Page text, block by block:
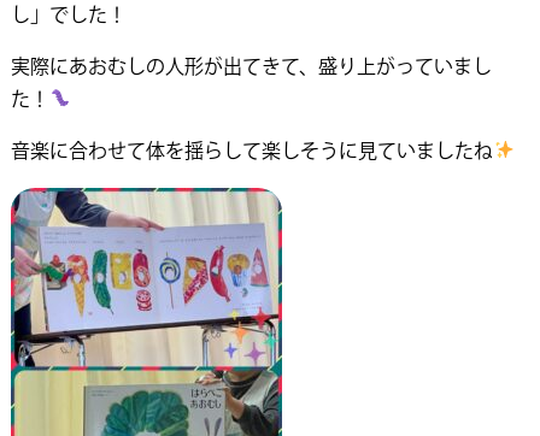
し」でした！
実際にあおむしの人形が出てきて、盛り上がっていまし
た！
音楽に合わせて体を揺らして楽しそうに見ていましたね